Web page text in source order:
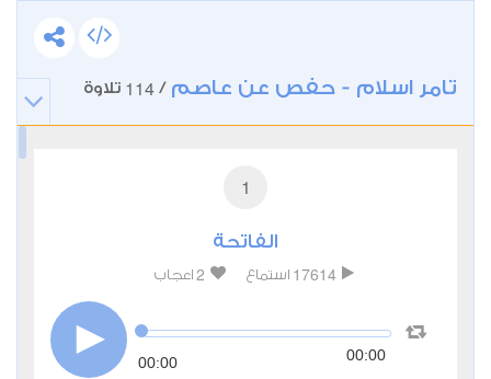
تامر اسلام - حفص عن عاصم /
114 تلاوة
1
الفاتحة
17614 استماع 2 اعجاب
00:00 00:00